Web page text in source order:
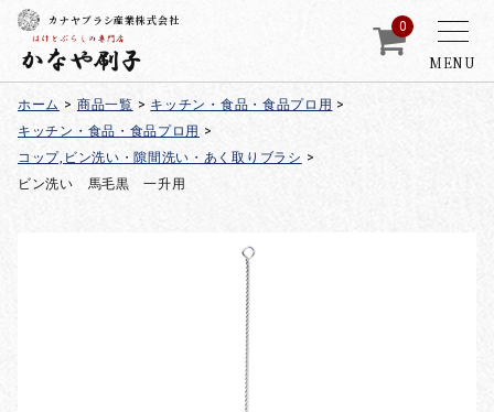
MENU
カナヤブラシ産業株式会社 0
ホーム > 商品一覧 > キッチン・食品・食品プロ用 >
キッチン・食品・食品プロ用 >
コップ,ビン洗い・隙間洗い・あく取りブラシ >
ビン洗い 馬毛黒 一升用